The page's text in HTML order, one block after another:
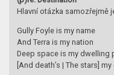
Hlavní otázka samozřejmě
Gully Foyle is my name
And Terra is my nation
Deep space is my dwelling
[And death’s | The stars]